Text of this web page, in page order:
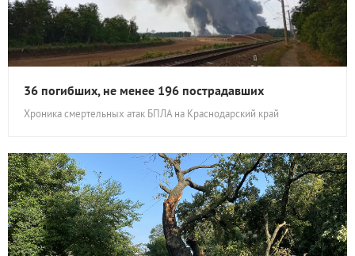
36 погибших, не менее 196 пострадавших
Хроника смертельных атак БПЛА на Краснодарский край